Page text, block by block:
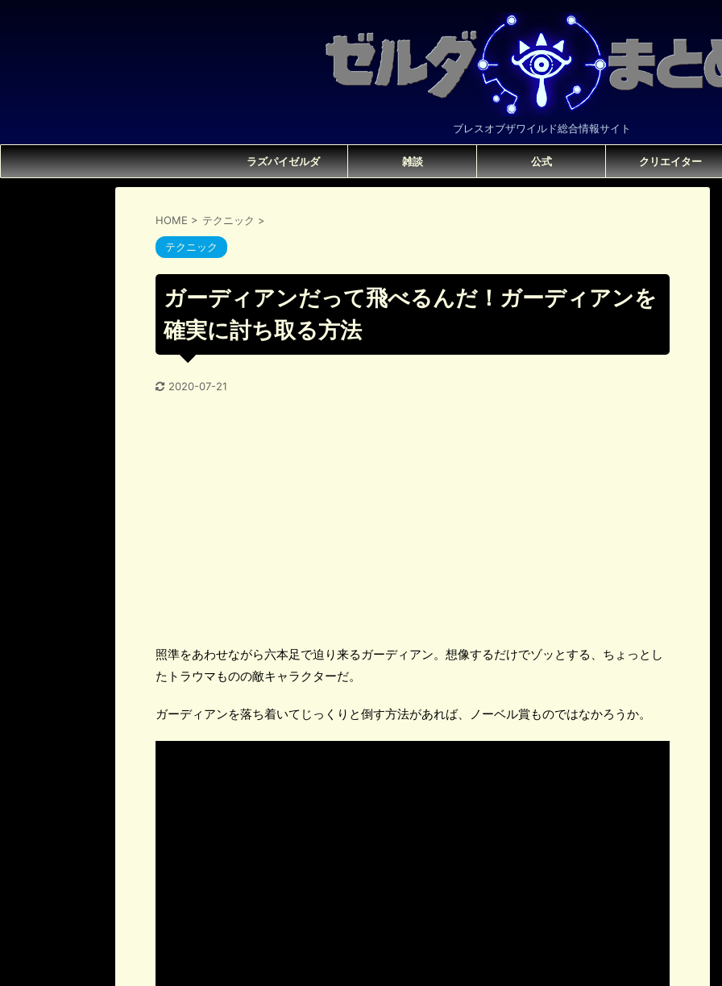
ブレスオブザワイルド総合情報サイト
ラズパイゼルダ 雑談 公式 クリエイター
HOME > テクニック >
テクニック
ガーディアンだって飛べるんだ！ガーディアンを
確実に討ち取る方法
2020-07-21
照準をあわせながら六本足で迫り来るガーディアン。想像するだけでゾッとする、ちょっとし
たトラウマものの敵キャラクターだ。
ガーディアンを落ち着いてじっくりと倒す方法があれば、ノーベル賞ものではなかろうか。